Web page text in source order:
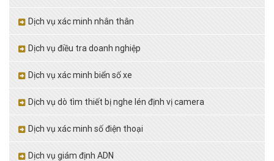
Dịch vụ xác minh nhân thân
Dịch vụ điều tra doanh nghiệp
Dịch vụ xác minh biển số xe
Dịch vụ dò tìm thiết bị nghe lén định vị camera
Dịch vụ xác minh số điện thoại
Dịch vụ giám định ADN